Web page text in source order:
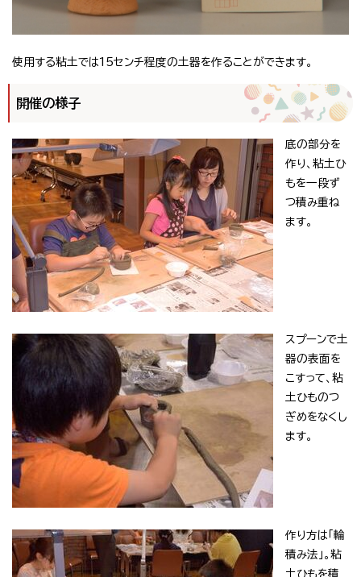
使用する粘土では15センチ程度の土器を作ることができます。
開催の様子
底の部分を
作り、粘土ひ
もを一段ず
つ積み重ね
ます。
スプーンで土
器の表面を
こすって、粘
土ひものつ
ぎめをなくし
ます。
作り方は「輪
積み法」。粘
土ひもを積